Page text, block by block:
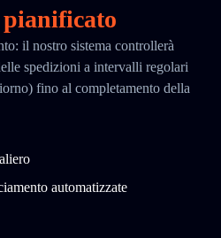
il nostro sistema controllerà
spedizioni a intervalli regolari
fino al completamento della
automatizzate